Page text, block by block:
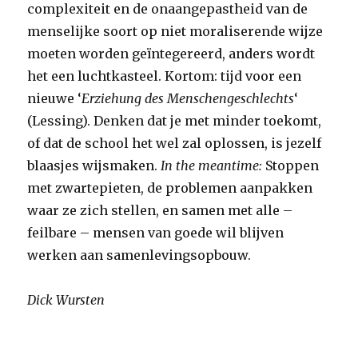
complexiteit en de onaangepastheid van de
menselijke soort op niet moraliserende wijze
moeten worden geïntegereerd, anders wordt
het een luchtkasteel. Kortom: tijd voor een
nieuwe ‘Erziehung des Menschengeschlechts‘
(Lessing). Denken dat je met minder toekomt,
of dat de school het wel zal oplossen, is jezelf
blaasjes wijsmaken.In the meantime: Stoppen
met zwartepieten, de problemen aanpakken
waar ze zich stellen, en samen met alle –
feilbare – mensen van goede wil blijven
werken aan samenlevingsopbouw.
Dick Wursten